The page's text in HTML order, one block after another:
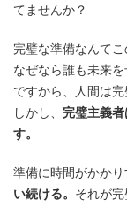
てませんか？
完璧な準備なんてこ
なぜなら誰も未来を
ですから、人間は完
しかし、 完璧主義
す。
準備に時間がかかり
い続ける。 それが完